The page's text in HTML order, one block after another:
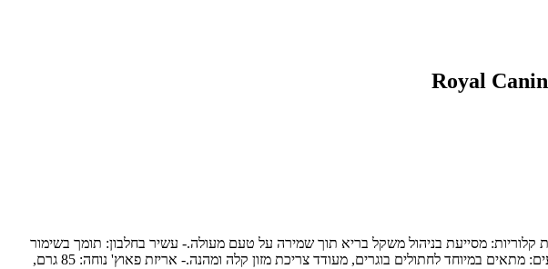
קלוריות: מסייעת בניהול משקל בריא תוך שמירה על טעם מעולה.- עשיר בחלבון: תומך בשימור
מסת השריר במהלך דיאטה.- תמיכה בתחושת שובע: שילוב סיבים תזונתיים מיוחדים המקדמים תחושת שובע.- מרקם רך וטעים: מתאים במיוחד לחתולים בוגרים, מעודד צריכת מזון קלה ומהנה.- אריזת פאוץ' נוחה: 85 גרם,